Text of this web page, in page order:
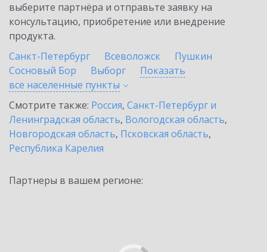
выберите партнёра и отправьте заявку на
консультацию, приобретение или внедрение
продукта.
Санкт-Петербург
Всеволожск
Пушкин
Сосновый Бор
Выборг
Показать
все населенные пункты
Смотрите также: Россия, Санкт-Петербург и
Ленинградская область, Вологодская область,
Новгородская область, Псковская область,
Республика Карелия
Партнеры в вашем регионе: